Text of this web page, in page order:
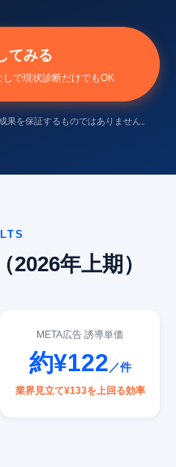
てみる
で現状診断だけでもOK
を保証するものではありません。
年上期）
META広告 誘導単価
約¥122 ／件
業界見立て¥133を上回る効率